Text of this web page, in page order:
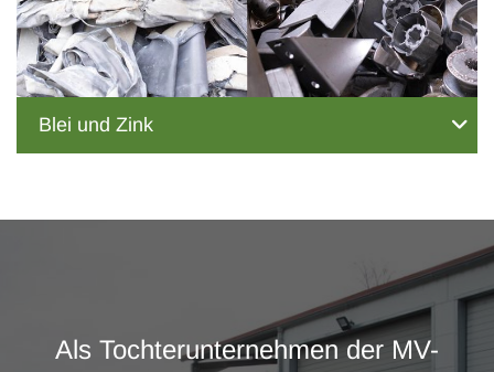
Blei und Zink
Als Tochterunternehmen der MV-